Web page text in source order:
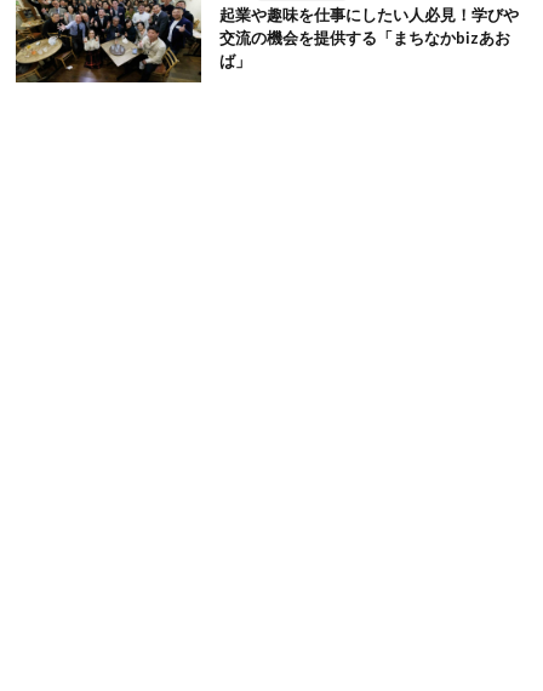
起業や趣味を仕事にしたい人必見！学びや
交流の機会を提供する「まちなかbizあお
ば」